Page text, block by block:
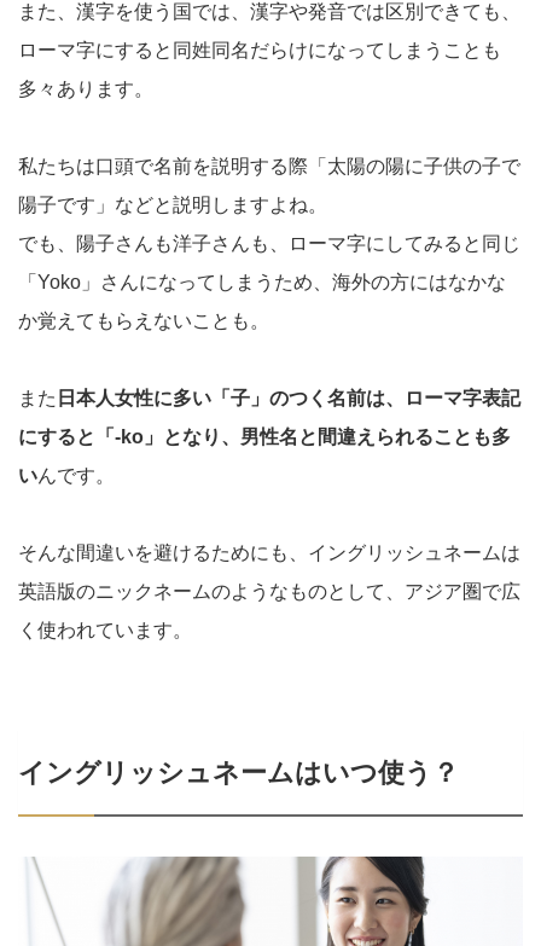
また、漢字を使う国では、漢字や発音では区別できても、
ローマ字にすると同姓同名だらけになってしまうことも
多々あります。
私たちは口頭で名前を説明する際「太陽の陽に子供の子で
陽子です」などと説明しますよね。
でも、陽子さんも洋子さんも、ローマ字にしてみると同じ
「Yoko」さんになってしまうため、海外の方にはなかな
か覚えてもらえないことも。
また 日本人女性に多い「子」のつく名前は、ローマ字表記
にすると「-ko」となり、男性名と間違えられることも多
いんです。
そんな間違いを避けるためにも、イングリッシュネームは
英語版のニックネームのようなものとして、アジア圏で広
く使われています。
イングリッシュネームはいつ使う？